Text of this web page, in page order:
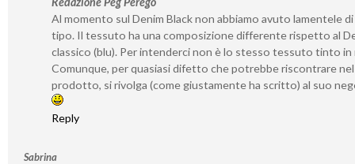
Al momento sul Denim Black non abbiamo avuto lamentele
tipo. Il tessuto ha una composizione differente rispetto al
classico (blu). Per intenderci non è lo stesso tessuto tinto
Comunque, per quasiasi difetto che potrebbe riscontrare nel
prodotto, si rivolga (come giustamente ha scritto) al suo
Reply
Sabrina